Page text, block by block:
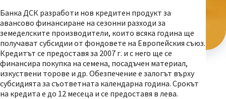
Банка ДСК разработи нов кредитен продукт за
авансово финансиране на сезонни разходи за
земеделските производители, които всяка година ще
получават субсидии от фондовете на Европейския съюз.
Кредитът се предоставя за 2007 г. и с него ще се
финансира покупка на семена, посадъчен материал,
изкуствени торове и др. Обезпечение е залогът върху
субсидията за съответната календарна година. Срокът
на кредита е до 12 месеца и се предоставя в лева.